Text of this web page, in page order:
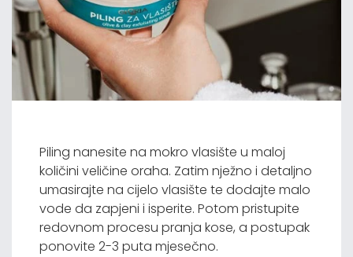
Piling nanesite na mokro vlasište u maloj
količini veličine oraha. Zatim nježno i detaljno
umasirajte na cijelo vlasište te dodajte malo
vode da zapjeni i isperite. Potom pristupite
redovnom procesu pranja kose, a postupak
ponovite 2-3 puta mjesečno.